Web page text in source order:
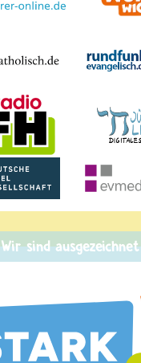
Wir sind ausgezeichnet